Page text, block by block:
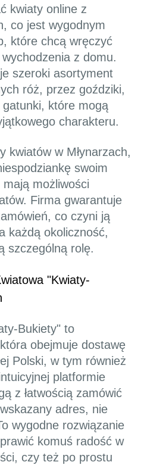
kwiaty online z
co jest wygodnym
które chcą wręczyć
z domu.
szeroki asortyment
róż, przez goździki,
gatunki, które mogą
charakteru.
kwiatów w Młynarzach,
swoim
możliwości
Firma gwarantuje
co czyni ją
każdą okoliczność,
szczególną rolę.
"Kwiaty-
Bukiety" to
obejmuje dostawę
Polski, w tym również
platformie
z łatwością zamówić
adres, nie
wygodne rozwiązanie
komuś radość w
czy też po prostu